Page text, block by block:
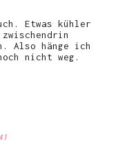
Etwas kühler
Also hänge ich
nicht weg.